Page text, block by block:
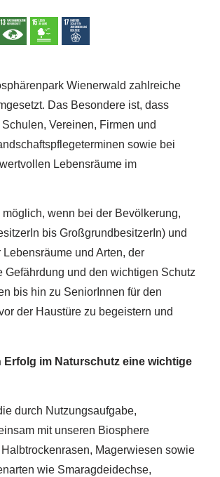
Wienerwald zahlreiche
Das Besondere ist, dass
Vereinen, Firmen und
sowie bei
Lebensräume im
wenn bei der Bevölkerung,
bis GroßgrundbesitzerIn) und
und Arten, der
und den wichtigen Schutz
bis hin zu SeniorInnen für den
der Haustüre zu begeistern und
im Naturschutz eine wichtige
durch Nutzungsaufgabe,
mit unseren Biosphere
Magerwiesen sowie
wie Smaragdeidechse,